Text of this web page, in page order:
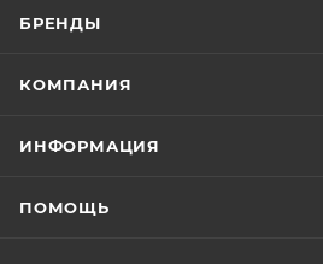
БРЕНДЫ
КОМПАНИЯ
ИНФОРМАЦИЯ
ПОМОЩЬ